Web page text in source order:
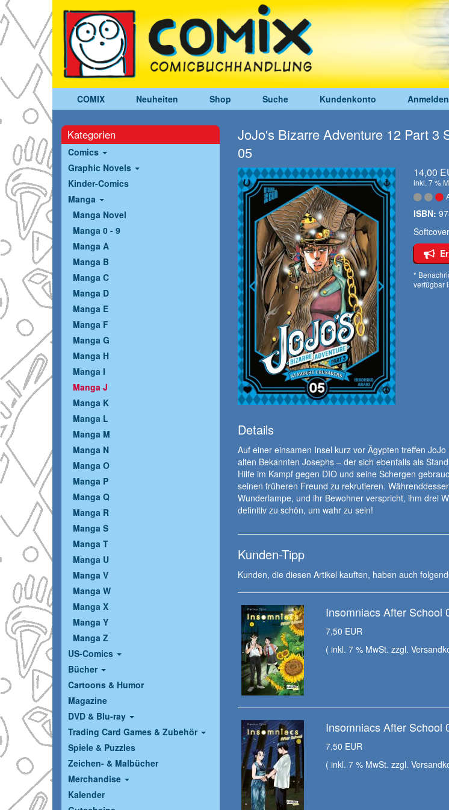
COMIX Neuheiten Shop Suche Kundenkonto Anmelden
Kategorien
Comics
Graphic Novels
Kinder-Comics
Manga
Manga Novel
Manga 0 - 9
Manga A
Manga B
Manga C
Manga D
Manga E
Manga F
Manga G
Manga H
Manga I
Manga J
Manga K
Manga L
Manga M
Manga N
Manga O
Manga P
Manga Q
Manga R
Manga S
Manga T
Manga U
Manga V
Manga W
Manga X
Manga Y
Manga Z
US-Comics
Bücher
Cartoons & Humor
Magazine
DVD & Blu-ray
Trading Card Games & Zubehör
Spiele & Puzzles
Zeichen- & Malbücher
Merchandise
Kalender
JoJo's Bizarre Adventure 12 Part 3
05
14,00
inkl. 7 %
ISBN:
*
verfügbar
Details
Auf einer einsamen Insel kurz vor Ägypten treffen
alten Bekannten Josephs – der sich ebenfalls als
Hilfe im Kampf gegen DIO und seine Schergen
seinen früheren Freund zu rekrutieren.
Wunderlampe, und ihr Bewohner verspricht, ihm drei
definitiv zu schön, um wahr zu sein!
Kunden-Tipp
Kunden, die diesen Artikel kauften, haben auch
Insomniacs After School
7,50 EUR
( inkl. 7 % MwSt. zzgl.
Insomniacs After School
7,50 EUR
( inkl. 7 % MwSt. zzgl.